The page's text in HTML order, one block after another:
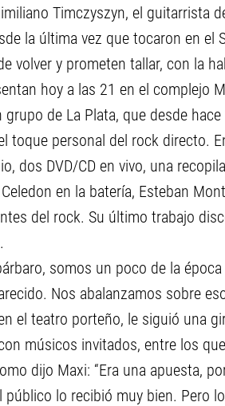
Timczyszyn, el guitarrista
la última vez que tocaron en el
volver y prometen tallar, con la
hoy a las 21 en el complejo
grupo de La Plata, que desde
toque personal del rock directo.
dos DVD/CD en vivo, una
en la batería, Esteban
del rock. Su último trabajo
somos un poco de la
Nos abalanzamos sobre
el teatro porteño, le siguió una
músicos invitados, entre los
dijo Maxi: “Era una apuesta,
público lo recibió muy bien. Pero